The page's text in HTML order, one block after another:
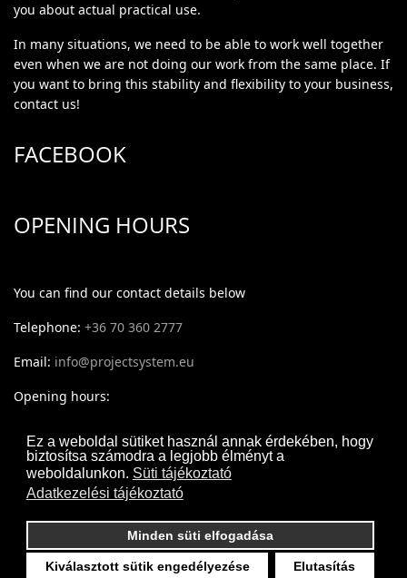
Ez a weboldal sütiket használ annak érdekében, hogy
biztosítsa számodra a legjobb élményt a
weboldalunkon. Süti tájékoztató
Adatkezelési tájékoztató
Elutasítás
Kiválasztott sütik engedélyezése
Minden süti elfogadása
you about actual practical use.
In many situations, we need to be able to work well together
even when we are not doing our work from the same place. If
you want to bring this stability and flexibility to your business,
contact us!
FACEBOOK
OPENING HOURS
You can find our contact details below
Telephone: +36 70 360 2777
Email: info@projectsystem.eu
Opening hours:
Friday: 09:30-16:30